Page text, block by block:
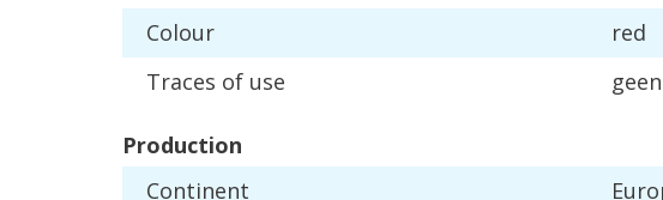
Colour
red
Traces of use geen
Production
Continent